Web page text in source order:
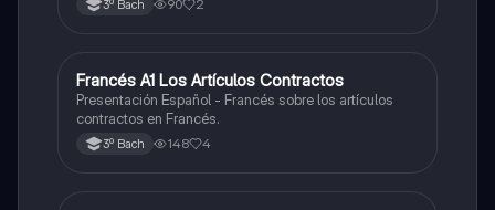
3º Bach 90 2
Francés
Francés A1 Los Artículos Contractos
Presentación Español - Francés sobre los artículos
contractos en Francés.
3º Bach 148 4